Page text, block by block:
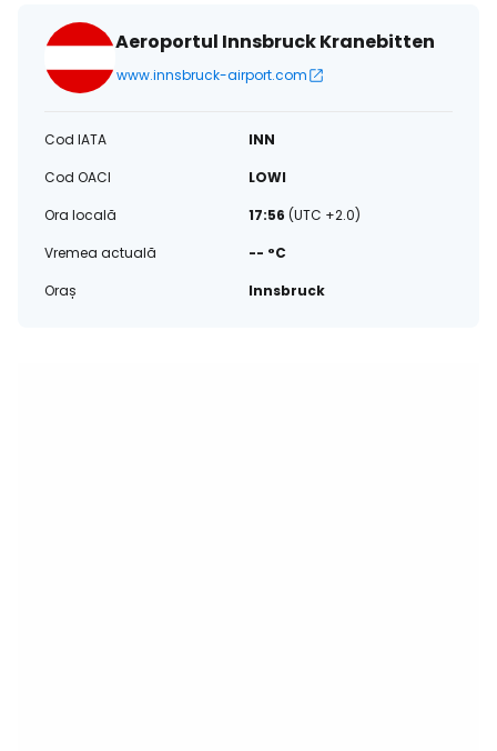
Aeroportul Innsbruck Kranebitten
www.innsbruck-airport.com
Cod IATA
INN
Cod OACI
LOWI
Ora locală
17:56 (UTC +2.0)
Vremea actuală
-- °C
Oraș
Innsbruck